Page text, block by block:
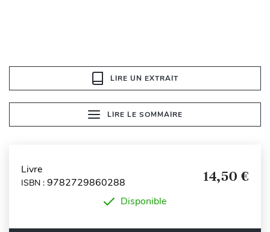
LIRE UN EXTRAIT
LIRE LE SOMMAIRE
Livre
ISBN : 9782729860288 14,50 €
Disponible